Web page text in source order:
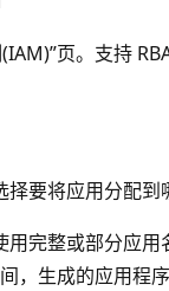
页。支持
择要将应用分配到
用完整或部分应
，生成的应用程